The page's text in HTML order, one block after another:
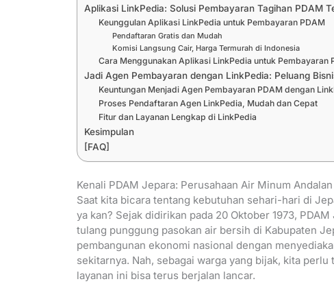
Aplikasi LinkPedia: Solusi Pembayaran Tagihan PDAM
Keunggulan Aplikasi LinkPedia untuk Pembayaran PDAM
Pendaftaran Gratis dan Mudah
Komisi Langsung Cair, Harga Termurah di Indonesia
Cara Menggunakan Aplikasi LinkPedia untuk Pembayaran
Jadi Agen Pembayaran dengan LinkPedia: Peluang
Keuntungan Menjadi Agen Pembayaran PDAM dengan
Proses Pendaftaran Agen LinkPedia, Mudah dan Cepat
Fitur dan Layanan Lengkap di LinkPedia
Kesimpulan
[FAQ]
Kenali PDAM Jepara: Perusahaan Air Minum
Saat kita bicara tentang kebutuhan sehari-hari di
ya kan? Sejak didirikan pada 20 Oktober 1973,
tulang punggung pasokan air bersih di Kabupaten
pembangunan ekonomi nasional dengan
sekitarnya. Nah, sebagai warga yang bijak, kita
layanan ini bisa terus berjalan lancar.